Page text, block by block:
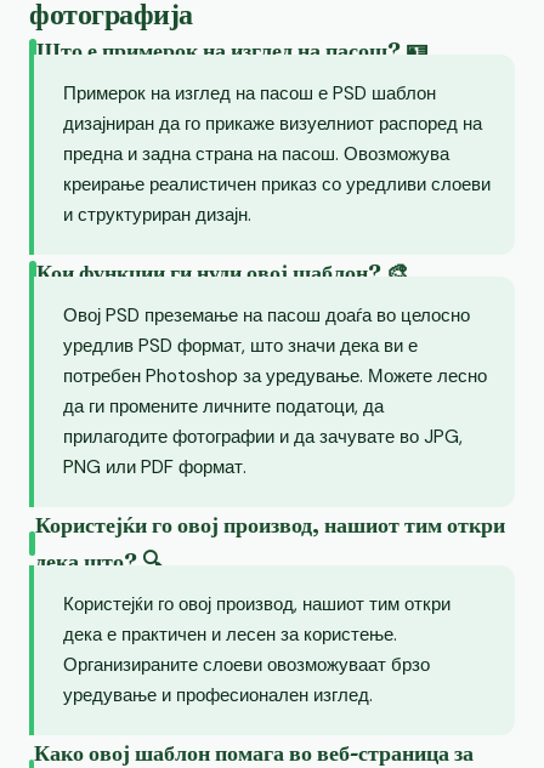
фотографија
Што е примерок на изглед на пасош? 🪪
Примерок на изглед на пасош е PSD шаблон
дизајниран да го прикаже визуелниот распоред на
предна и задна страна на пасош. Овозможува
креирање реалистичен приказ со уредливи слоеви
и структуриран дизајн.
Кои функции ги нуди овој шаблон? 🎨
Овој PSD преземање на пасош доаѓа во целосно
уредлив PSD формат, што значи дека ви е
потребен Photoshop за уредување. Можете лесно
да ги промените личните податоци, да
прилагодите фотографии и да зачувате во JPG,
PNG или PDF формат.
Користејќи го овој производ, нашиот тим откри
дека што? 🔍
Користејќи го овој производ, нашиот тим откри
дека е практичен и лесен за користење.
Организираните слоеви овозможуваат брзо
уредување и професионален изглед.
Како овој шаблон помага во веб-страница за